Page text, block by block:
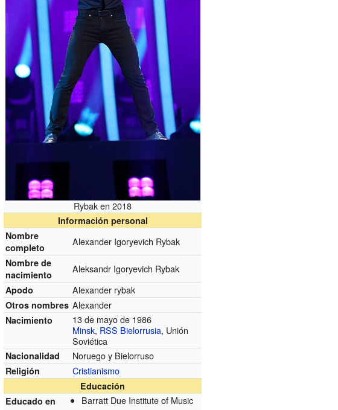
Rybak en 2018
Información personal
Nombre
completo
Alexander Igoryevich Rybak
Nombre de
nacimiento
Aleksandr Igoryevich Rybak
Apodo Alexander rybak
Otros nombres Alexander
Nacimiento
13 de mayo de 1986
Minsk, RSS Bielorrusia, Unión
Soviética
Nacionalidad Noruego y Bielorruso
Religión Cristianismo
Educación
Educado en
Barratt Due Institute of Music